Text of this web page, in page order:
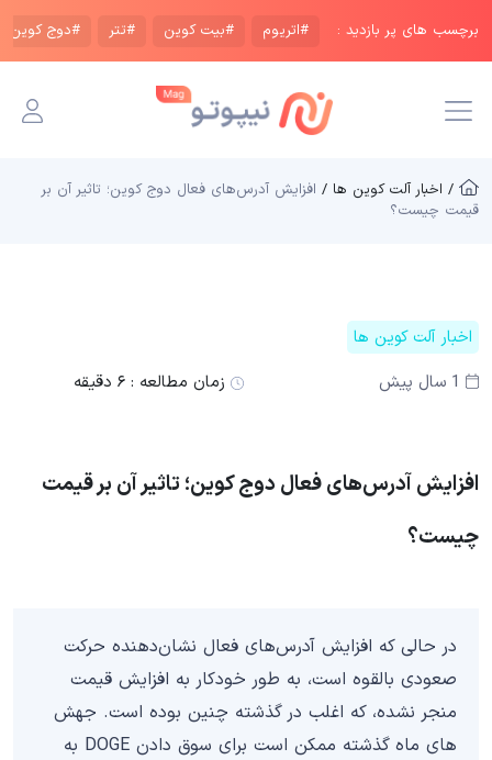
برچسب های پر بازدید : #اتریوم #بیت کوین #تتر #دوج کوین
/ اخبار آلت کوین ها / افزایش آدرس‌های فعال دوج کوین؛ تاثیر آن بر
قیمت چیست؟
اخبار آلت کوین ها
1 سال پیش
زمان مطالعه : ۶ دقیقه
افزایش آدرس‌های فعال دوج کوین؛ تاثیر آن بر قیمت
چیست؟
در حالی که افزایش آدرس‌های فعال نشان‌دهنده حرکت
صعودی بالقوه است، به طور خودکار به افزایش قیمت
منجر نشده، که اغلب در گذشته چنین بوده است. جهش
های ماه گذشته ممکن است برای سوق دادن DOGE به